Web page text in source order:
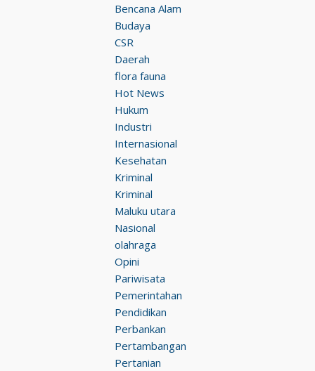
Bencana Alam
Budaya
CSR
Daerah
flora fauna
Hot News
Hukum
Industri
Internasional
Kesehatan
Kriminal
Kriminal
Maluku utara
Nasional
olahraga
Opini
Pariwisata
Pemerintahan
Pendidikan
Perbankan
Pertambangan
Pertanian